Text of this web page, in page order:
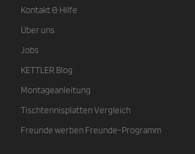
Kontakt & Hilfe
Über uns
Jobs
KETTLER Blog
Montageanleitung
Tischtennisplatten Vergleich
Freunde werben Freunde-Programm